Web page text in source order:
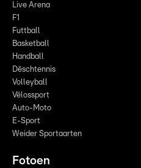
Live Arena
F1
Futtball
Basketball
Handball
Dëschtennis
Volleyball
Vëlossport
Auto-Moto
E-Sport
Weider Sportaarten
Fotoen